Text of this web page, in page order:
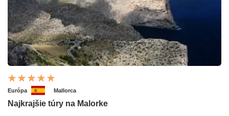
Európa Mallorca
Najkrajšie túry na Malorke